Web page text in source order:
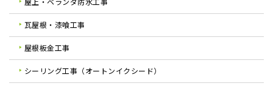
瓦屋根・漆喰工事
屋根板金工事
シーリング工事（オートンイクシード）